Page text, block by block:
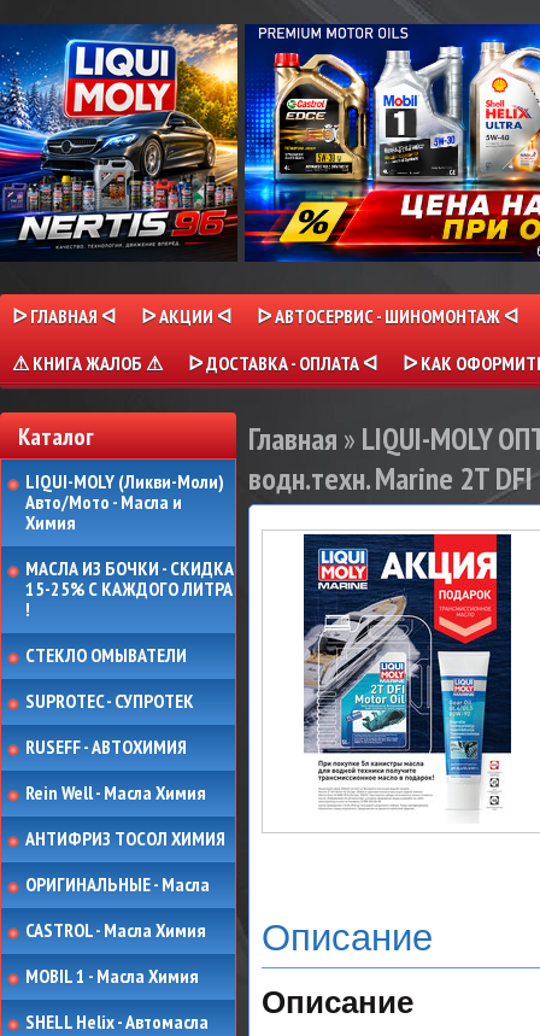
ᐅ ГЛАВНАЯ ᐊ ᐅ АКЦИИ ᐊ
ᐅ АВТОСЕРВИС - ШИНОМОНТАЖ ᐊ
⚠ КНИГА ЖАЛОБ ⚠
ᐅ ДОСТАВКА - ОПЛАТА ᐊ ᐅ КАК
Каталог
LIQUI-MOLY (Ликви-Моли)
Авто/Мото - Масла и
Химия
МАСЛА ИЗ БОЧКИ - СКИДКА
15-25% С КАЖДОГО ЛИТРА
!
СТЕКЛО ОМЫВАТЕЛИ
SUPROTEC - СУПРОТЕК
RUSEFF - АВТОХИМИЯ
Rein Well - Масла Химия
АНТИФРИЗ ТОСОЛ ХИМИЯ
ОРИГИНАЛЬНЫЕ - Масла
CASTROL - Масла Химия
MOBIL 1 - Масла Химия
SHELL Helix - Автомасла
Главная » LIQUI-MOLY
водн.техн. Marine 2T
Описание
Описание